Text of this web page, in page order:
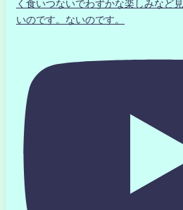
く食いつないでわずかな楽しみなど
いのです。ないのです。